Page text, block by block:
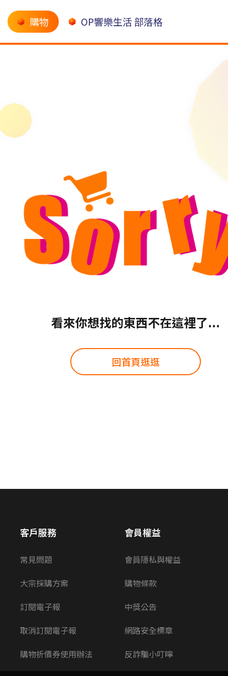
購物 OP響樂生活 部落格
看來你想找的東西不在這裡了...
回首頁逛逛
客戶服務
常見問題
大宗採購方案
訂閱電子報
取消訂閱電子報
購物折價券使用辦法
會員權益
會員隱私與權益
購物條款
中獎公告
網路安全標章
反詐騙小叮嚀